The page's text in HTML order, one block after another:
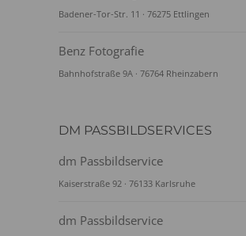
Badener-Tor-Str. 11 · 76275 Ettlingen
Benz Fotografie
Bahnhofstraße 9A · 76764 Rheinzabern
DM PASSBILDSERVICES
dm Passbildservice
Kaiserstraße 92 · 76133 Karlsruhe
dm Passbildservice